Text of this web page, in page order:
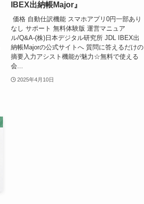
IBEX出納帳Major』
価格 自動仕訳機能 スマホアプリ0円一部あり
なし サポート 無料体験版 運営マニュア
ル/Q&A-(株)日本デジタル研究所 JDL IBEX出
納帳Majorの公式サイトへ 質問に答えるだけの
摘要入力アシスト機能が魅力☆無料で使える
会...
2025年4月10日